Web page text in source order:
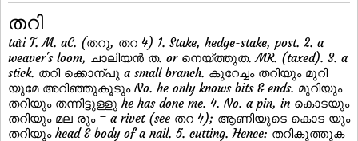
തറി
tar̀i T. M. aC. (തറു, തറ 4) 1. Stake, hedge-stake, post. 2. a
weaver's loom, ചാലിയന്‍ ത. or നെയ്ത്തുത. MR. (taxed). 3. a
stick. തറി ക്കൊന്പു a small branch. കുറേച്ചം തറിയും മുറി
യുമേ അറിഞ്ഞുകൂടും No. he only knows bits & ends. മുറിയും
തറിയും തന്നിട്ടുള്ളു he has done me. 4. No. a pin, in കൊടയും
തറിയും മല രും = a rivet (see തറ 4); ആണിയുടെ കൊട യും
തറിയും head & body of a nail. 5. cutting. Hence: തറികുത്തുക